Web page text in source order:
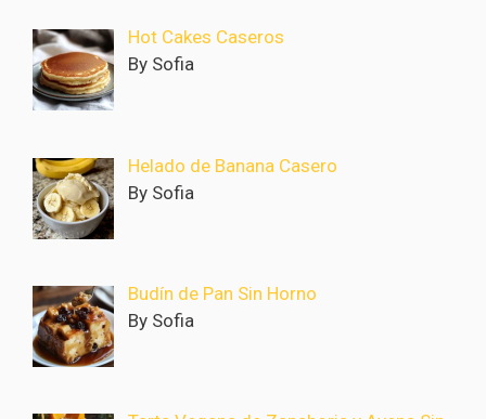
Hot Cakes Caseros
By Sofia
Helado de Banana Casero
By Sofia
Budín de Pan Sin Horno
By Sofia